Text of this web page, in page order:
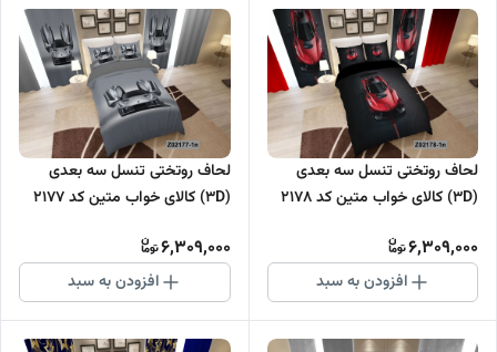
لحاف روتختی تنسل سه بعدی
(3D) کالای خواب متین کد 2178
6,309,000
افزودن به سبد
لحاف روتختی تنسل سه بعدی
(3D) کالای خواب متین کد 2177
6,309,000
افزودن به سبد